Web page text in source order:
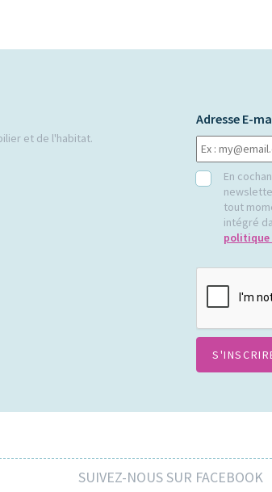
et de l'habitat.
Adresse E-
RGPDEn
tout
intégré
SUIVEZ-NOUS SUR FACEBOOK